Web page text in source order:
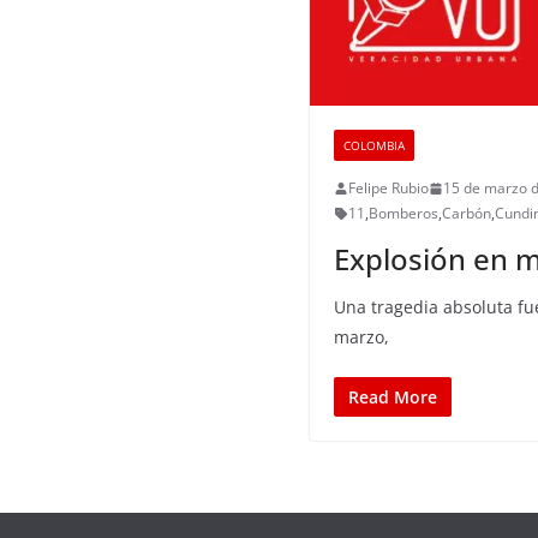
COLOMBIA
Felipe Rubio
15 de marzo
11,Bomberos,Carbón,
Explosión en
Una tragedia absoluta
marzo,
Read More